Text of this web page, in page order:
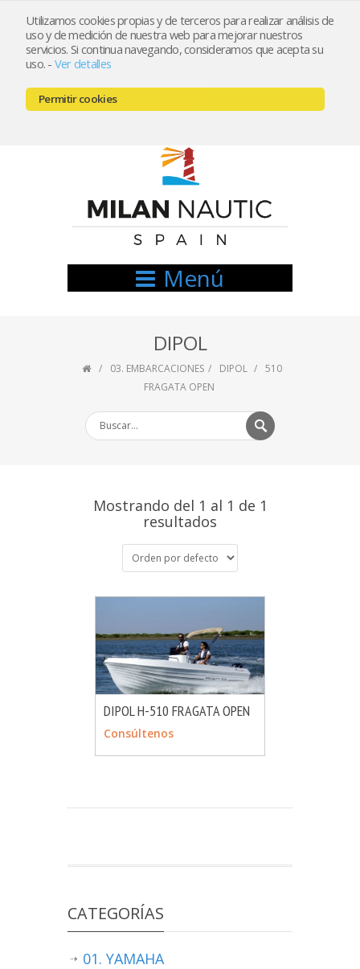
Utilizamos cookies propias y de terceros para realizar análisis de
uso y de medición de nuestra web para mejorar nuestros
servicios. Si continua navegando, consideramos que acepta su
uso. - Ver detalles
Permitir cookies
Registrarse Mi cuenta
666521122 // 654999333
Menú
DIPOL
03. EMBARCACIONES DIPOL
510
FRAGATA OPEN
Mostrando del 1 al 1 de 1
resultados
CONSULTAR
DIPOL H-510 FRAGATA OPEN
Consúltenos
CATEGORÍAS
01. YAMAHA